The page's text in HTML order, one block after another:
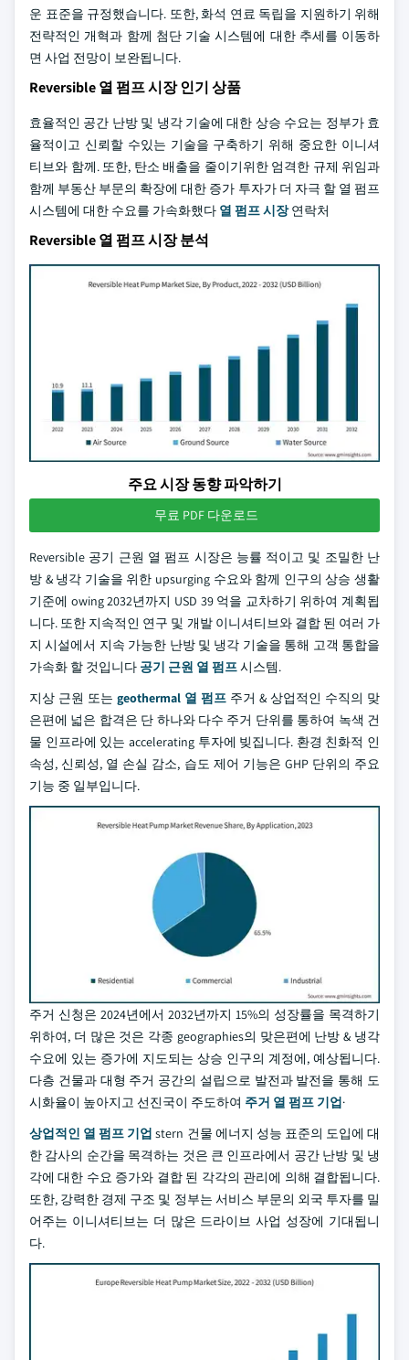
운 표준을 규정했습니다. 또한, 화석 연료 독립을 지원하기 위해
전략적인 개혁과 함께 첨단 기술 시스템에 대한 추세를 이동하
면 사업 전망이 보완됩니다.
Reversible 열 펌프 시장 인기 상품
효율적인 공간 난방 및 냉각 기술에 대한 상승 수요는 정부가 효
율적이고 신뢰할 수있는 기술을 구축하기 위해 중요한 이니셔
티브와 함께. 또한, 탄소 배출을 줄이기위한 엄격한 규제 위임과
함께 부동산 부문의 확장에 대한 증가 투자가 더 자극 할 열 펌프
시스템에 대한 수요를 가속화했다 열 펌프 시장연락처
Reversible 열 펌프 시장 분석
주요 시장 동향 파악하기
무료 PDF 다운로드
Reversible 공기 근원 열 펌프 시장은 능률 적이고 및 조밀한 난
방 & 냉각 기술을 위한 upsurging 수요와 함께 인구의 상승 생활
기준에 owing 2032년까지 USD 39 억을 교차하기 위하여 계획됩
니다. 또한 지속적인 연구 및 개발 이니셔티브와 결합 된 여러 가
지 시설에서 지속 가능한 난방 및 냉각 기술을 통해 고객 통합을
가속화 할 것입니다 공기 근원 열 펌프시스템.
지상 근원 또는 geothermal 열 펌프 주거 & 상업적인 수직의 맞
은편에 넓은 합격은 단 하나와 다수 주거 단위를 통하여 녹색 건
물 인프라에 있는 accelerating 투자에 빚집니다. 환경 친화적 인
속성, 신뢰성, 열 손실 감소, 습도 제어 기능은 GHP 단위의 주요
기능 중 일부입니다.
주거 신청은 2024년에서 2032년까지 15%의 성장률을 목격하기
위하여, 더 많은 것은 각종 geographies의 맞은편에 난방 & 냉각
수요에 있는 증가에 지도되는 상승 인구의 계정에, 예상됩니다.
다층 건물과 대형 주거 공간의 설립으로 발전과 발전을 통해 도
시화율이 높아지고 선진국이 주도하여 주거 열 펌프 기업·
상업적인 열 펌프 기업 stern 건물 에너지 성능 표준의 도입에 대
한 감사의 순간을 목격하는 것은 큰 인프라에서 공간 난방 및 냉
각에 대한 수요 증가와 결합 된 각각의 관리에 의해 결합됩니다.
또한, 강력한 경제 구조 및 정부는 서비스 부문의 외국 투자를 밀
어주는 이니셔티브는 더 많은 드라이브 사업 성장에 기대됩니
다.